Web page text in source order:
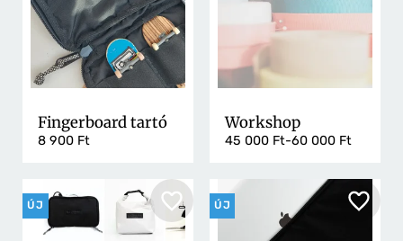
Fingerboard tartó
8 900 Ft
Workshop
45 000 Ft-60 000 Ft
ÚJ ÚJ